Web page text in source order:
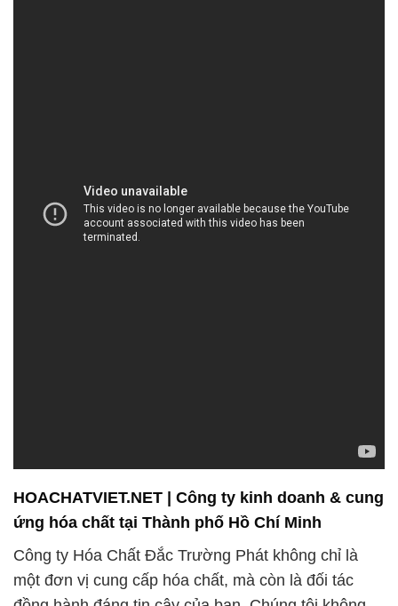
Chúng tôi không ngừng tìm kiếm các cách mới để
giảm tác động tiêu cực đến môi trường, đồng thời
thúc đẩy sự phát triển bền vững trong ngành công
nghiệp hóa chất. Sự cam kết của chúng tôi không
chỉ dừng lại ở việc cung cấp giá cả cạnh tranh nhất
trên thị trường, mà còn phản ánh đúng giá trị của